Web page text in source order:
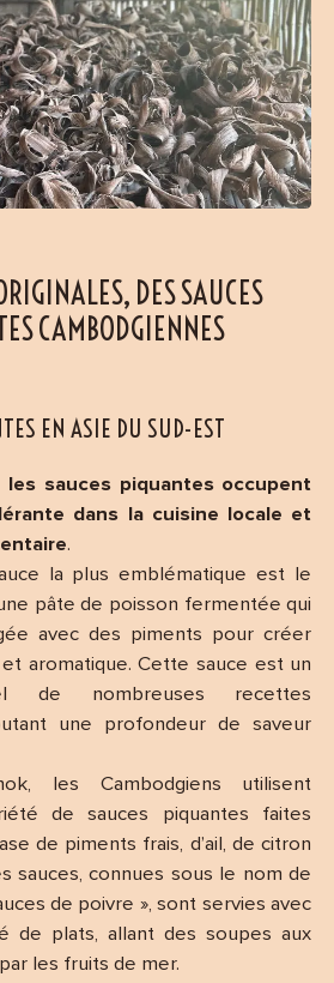
DES SAUCES
CAMBODGIENNES
EN ASIE DU SUD-EST
les sauces piquantes occupent
dans la cuisine locale et
.
la plus emblématique est le
pâte de poisson fermentée qui
avec des piments pour créer
aromatique. Cette sauce est un
de nombreuses recettes
une profondeur de saveur
les Cambodgiens utilisent
de sauces piquantes faites
de piments frais, d’ail, de citron
sauces, connues sous le nom de
de poivre », sont servies avec
de plats, allant des soupes aux
les fruits de mer.